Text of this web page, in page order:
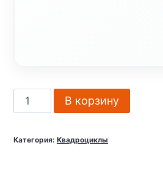
Количество
товара
подростковый
В корзину
Категория: Квадроциклы